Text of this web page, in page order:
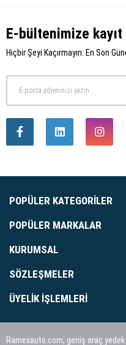
E-bültenimize kayıt
Hiçbir Şeyi Kaçırmayın: En Son
POPÜLER KATEGORILER
POPÜLER MARKALAR
KURUMSAL
SÖZLEŞMELER
ÜYELIK İŞLEMLERI
Ramexauto.com, geniş araç